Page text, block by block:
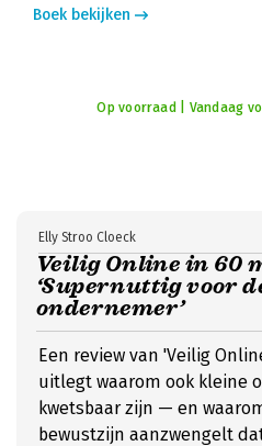
Boek bekijken
Op voorraad | Vandaag
Veilig Online in 60
‘Supernuttig voor
ondernemer’
Elly Stroo Cloeck
Een review van 'Veilig
uitlegt waarom ook kleine
kwetsbaar zijn — en
bewustzijn aanzwengelt